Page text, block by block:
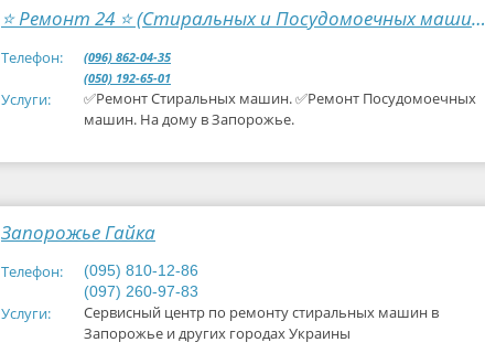
⭐ Ремонт 24 ⭐ (Стиральных и Посудомоечных машин)
Телефон:
(096) 862-04-35
(050) 192-65-01
Услуги:
✅Ремонт Стиральных машин. ✅Ремонт Посудомоечных
машин. На дому в Запорожье.
Запорожье Гайка
Телефон:
(095) 810-12-86
(097) 260-97-83
Услуги:
Сервисный центр по ремонту стиральных машин в
Запорожье и других городах Украины